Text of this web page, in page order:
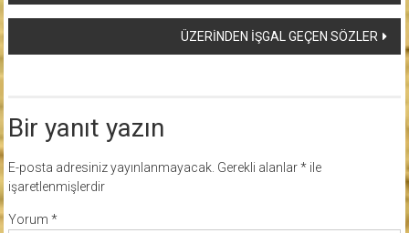
dolaşımı
ÜZERİNDEN İŞGAL GEÇEN SÖZLER
Bir yanıt yazın
E-posta adresiniz yayınlanmayacak. Gerekli alanlar*ile
işaretlenmişlerdir
Yorum *